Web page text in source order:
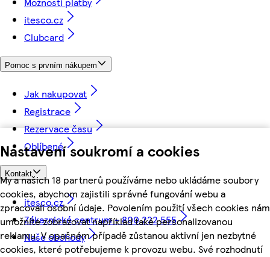
Nastavení soukromí a cookies
My a našich 18 partnerů používáme nebo ukládáme soubory
cookies, abychom zajistili správné fungování webu a
zpracovali osobní údaje. Povolením použití všech cookies nám
umožníte zobrazovat například také personalizovanou
reklamu. V opačném případě zůstanou aktivní jen nezbytné
cookies, které potřebujeme k provozu webu. Své rozhodnutí
itesco.cz
Clubcard
Pomoc s prvním nákupem
Jak nakupovat
Registrace
Rezervace času
Oblíbené
Kontakt
itesco.cz
Zákaznické centrum - 800 222 555
Naše obchody